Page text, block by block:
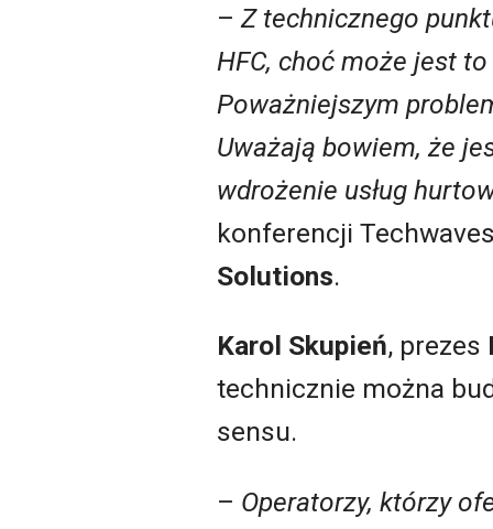
– Z technicznego
HFC, choć może jest
Poważniejszym
Uważają bowiem, że
wdrożenie usług
konferencji
Solutions.
Karol Skupień, prezes
technicznie można
sensu.
– Operatorzy, którzy